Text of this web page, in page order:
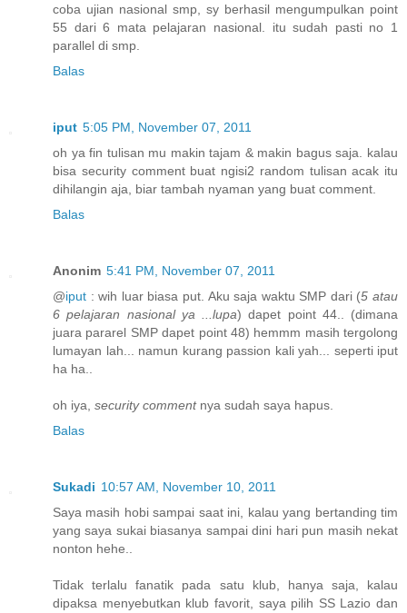
coba ujian nasional smp, sy berhasil mengumpulkan point
55 dari 6 mata pelajaran nasional. itu sudah pasti no 1
parallel di smp.
Balas
iput 5:05 PM, November 07, 2011
oh ya fin tulisan mu makin tajam & makin bagus saja. kalau
bisa security comment buat ngisi2 random tulisan acak itu
dihilangin aja, biar tambah nyaman yang buat comment.
Balas
Anonim 5:41 PM, November 07, 2011
@iput : wih luar biasa put. Aku saja waktu SMP dari (5 atau
6 pelajaran nasional ya ...lupa) dapet point 44.. (dimana
juara pararel SMP dapet point 48) hemmm masih tergolong
lumayan lah... namun kurang passion kali yah... seperti iput
ha ha..
oh iya, security commentnya sudah saya hapus.
Balas
Sukadi 10:57 AM, November 10, 2011
Saya masih hobi sampai saat ini, kalau yang bertanding tim
yang saya sukai biasanya sampai dini hari pun masih nekat
nonton hehe..
Tidak terlalu fanatik pada satu klub, hanya saja, kalau
dipaksa menyebutkan klub favorit, saya pilih SS Lazio dan